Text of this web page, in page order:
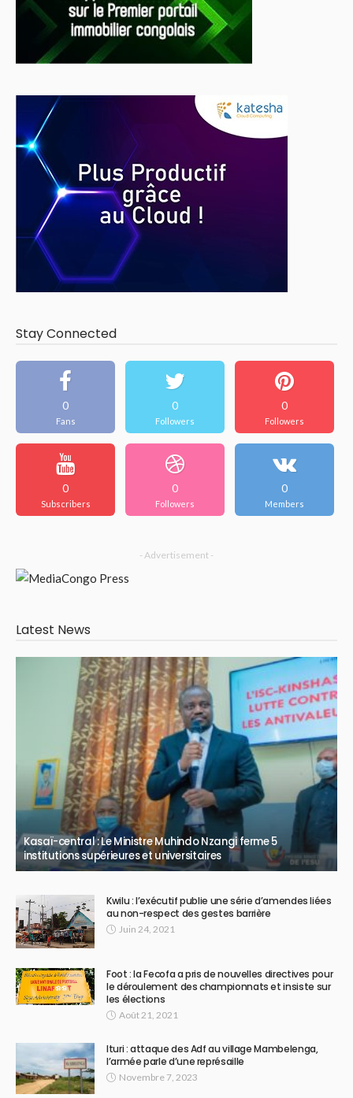
Stay Connected
0
Fans
0
Followers
0
Followers
0
Subscribers
0
Followers
0
Members
- Advertisement -
Latest News
Kasaï-central : Le Ministre Muhindo Nzangi ferme 5
institutions supérieures et universitaires
Kwilu : l’exécutif publie une série d’amendes liées
au non-respect des gestes barrière
Juin 24, 2021
Foot : la Fecofa a pris de nouvelles directives pour
le déroulement des championnats et insiste sur
les élections
Août 21, 2021
Ituri : attaque des Adf au village Mambelenga,
l’armée parle d’une représaille
Novembre 7, 2023